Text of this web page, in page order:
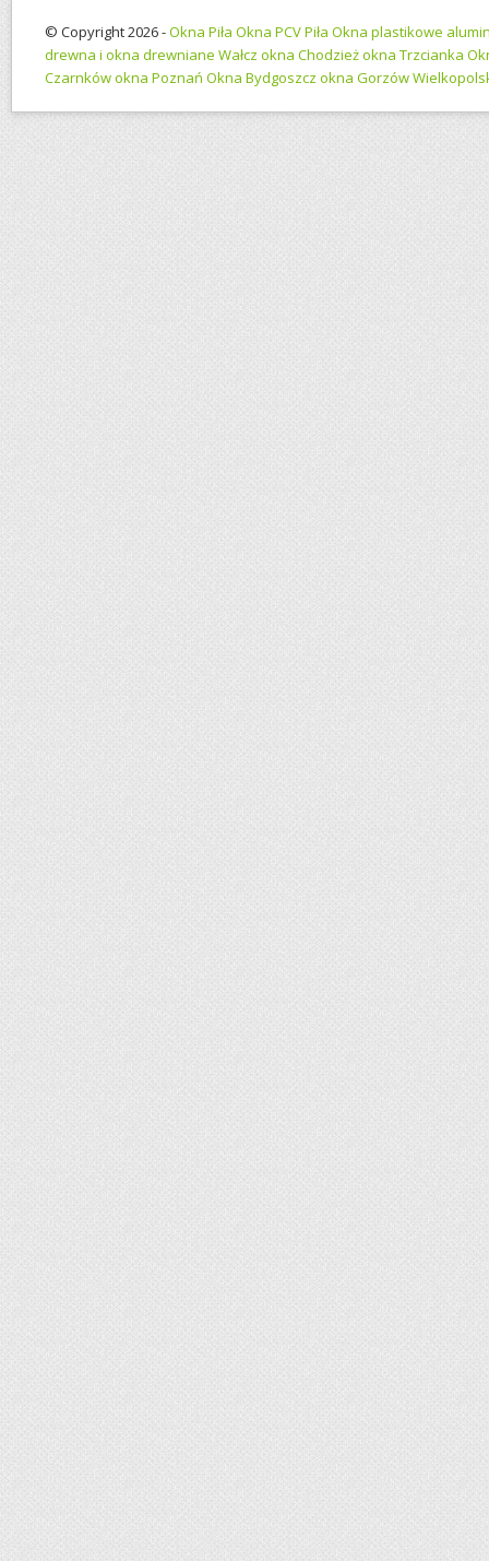
© Copyright 2026 -Okna Piła Okna PCV Piła Okna plastikowe
drewna i okna drewniane Wałcz okna Chodzież okna Trzcianka
Czarnków okna Poznań Okna Bydgoszcz okna Gorzów